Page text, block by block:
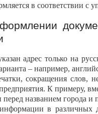
в соответствии
адрес только на
– например,
сокращения слов,
К примеру,
перед названием города и
в различных